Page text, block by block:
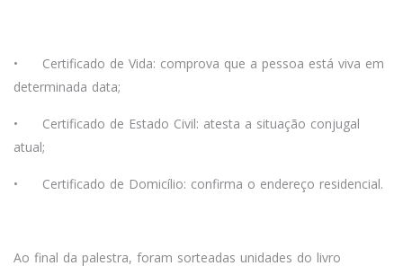
•
Certificado de Vida: comprova que a pessoa está viva em
determinada data;
•
Certificado de Estado Civil: atesta a situação conjugal
atual;
• Certificado de Domicílio: confirma o endereço residencial.
Ao final da palestra, foram sorteadas unidades do livro